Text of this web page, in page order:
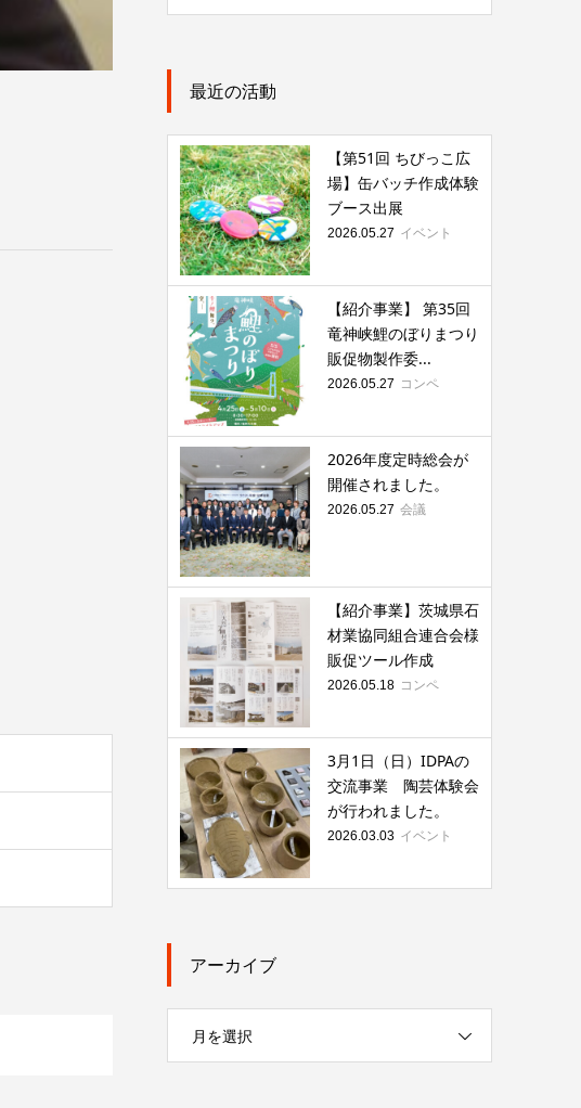
最近の活動
【第51回 ちびっこ広
場】缶バッチ作成体験
ブース出展
2026.05.27 イベント
【紹介事業】 第35回
竜神峡鯉のぼりまつり
販促物製作委...
2026.05.27 コンペ
2026年度定時総会が
開催されました。
2026.05.27 会議
【紹介事業】茨城県石
材業協同組合連合会様
販促ツール作成
2026.05.18 コンペ
3月1日（日）IDPAの
交流事業 陶芸体験会
が行われました。
2026.03.03 イベント
アーカイブ
月を選択